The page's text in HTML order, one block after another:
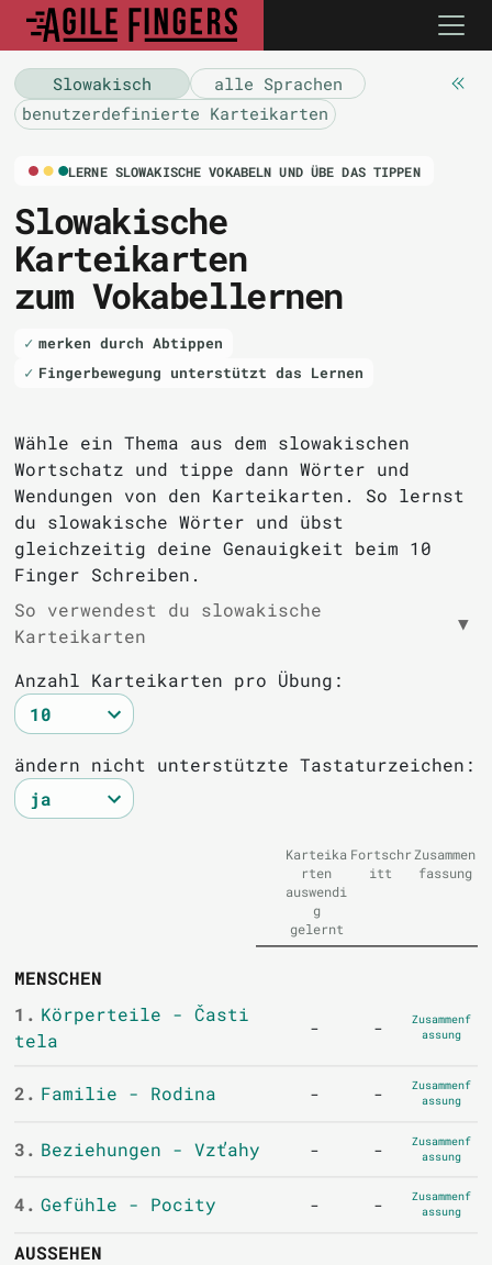
Slowakisch
alle Sprachen
benutzerdefinierte Karteikarten
LERNE SLOWAKISCHE VOKABELN UND ÜBE DAS TIPPEN
Slowakische
Karteikarten
zum Vokabellernen
merken durch Abtippen
Fingerbewegung unterstützt das Lernen
Wähle ein Thema aus dem slowakischen
Wortschatz und tippe dann Wörter und
Wendungen von den Karteikarten. So lernst
du slowakische Wörter und übst
gleichzeitig deine Genauigkeit beim 10
Finger Schreiben.
So verwendest du slowakische
Karteikarten
▼
Anzahl Karteikarten pro Übung:
ändern nicht unterstützte Tastaturzeichen:
Karteika
rten
auswendi
g
gelernt
Fortschr
itt
Zusammen
fassung
MENSCHEN
1. Körperteile - Časti
tela
- -
Zusammenf
assung
2. Familie - Rodina - -
Zusammenf
assung
3. Beziehungen - Vzťahy - -
Zusammenf
assung
4. Gefühle - Pocity - -
Zusammenf
assung
AUSSEHEN